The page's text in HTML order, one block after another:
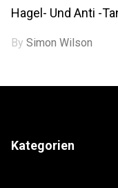
Hagel- Und Anti -
BySimon Wilson
Kategorien